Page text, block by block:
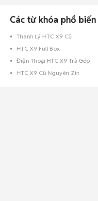
Các từ khóa phổ biến
Thanh Lý HTC X9 Cũ
HTC X9 Full Box
Điện Thoại HTC X9 Trả Góp
HTC X9 Cũ Nguyên Zin